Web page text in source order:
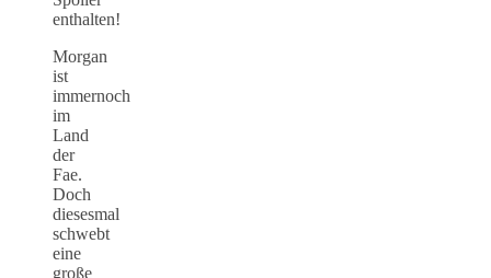
enthalten!
Morgan
ist
immernoch
im
Land
der
Fae.
Doch
diesesmal
schwebt
eine
große